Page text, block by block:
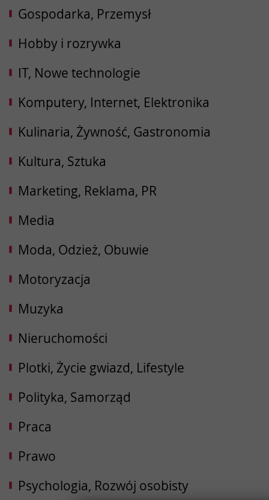
Gospodarka, Przemysł
Hobby i rozrywka
IT, Nowe technologie
Komputery, Internet, Elektronika
Kulinaria, Żywność, Gastronomia
Kultura, Sztuka
Marketing, Reklama, PR
Media
Moda, Odzież, Obuwie
Motoryzacja
Muzyka
Nieruchomości
Plotki, Życie gwiazd, Lifestyle
Polityka, Samorząd
Praca
Prawo
Psychologia, Rozwój osobisty